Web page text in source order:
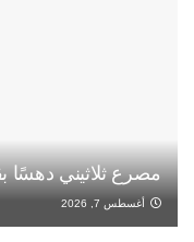
مصرع ثلاثيني دهسًا
أغسطس 7, 2026